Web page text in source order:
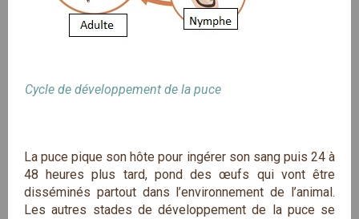
Cycle de développement de la puce
La puce pique son hôte pour ingérer son sang puis 24 à
48 heures plus tard, pond des œufs qui vont être
disséminés partout dans l’environnement de l’animal.
Les autres stades de développement de la puce se